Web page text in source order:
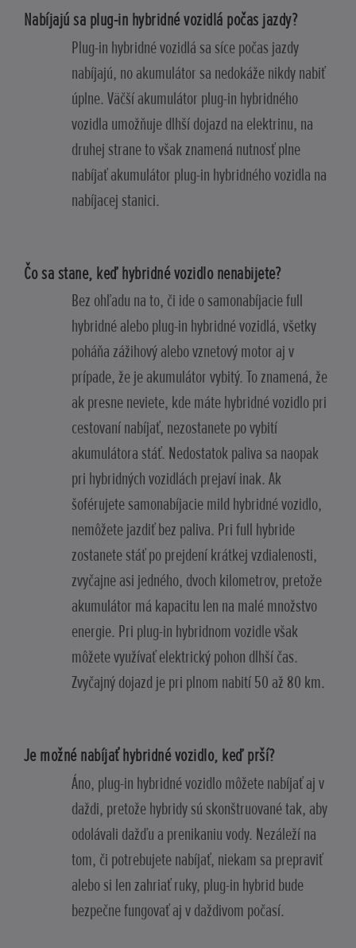
Nabíjajú sa plug-in hybridné vozidlá počas jazdy?
Plug-in hybridné vozidlá sa síce počas jazdy
nabíjajú, no akumulátor sa nedokáže nikdy nabiť
úplne. Väčší akumulátor plug-in hybridného
vozidla umožňuje dlhší dojazd na elektrinu, na
druhej strane to však znamená nutnosť plne
nabíjať akumulátor plug-in hybridného vozidla na
nabíjacej stanici.
Čo sa stane, keď hybridné vozidlo nenabijete?
Bez ohľadu na to, či ide o samonabíjacie full
hybridné alebo plug-in hybridné vozidlá, všetky
poháňa zážihový alebo vznetový motor aj v
prípade, že je akumulátor vybitý. To znamená, že
ak presne neviete, kde máte hybridné vozidlo pri
cestovaní nabíjať, nezostanete po vybití
akumulátora stáť. Nedostatok paliva sa naopak
pri hybridných vozidlách prejaví inak. Ak
šoférujete samonabíjacie mild hybridné vozidlo,
nemôžete jazdiť bez paliva. Pri full hybride
zostanete stáť po prejdení krátkej vzdialenosti,
zvyčajne asi jedného, dvoch kilometrov, pretože
akumulátor má kapacitu len na malé množstvo
energie. Pri plug-in hybridnom vozidle však
môžete využívať elektrický pohon dlhší čas.
Zvyčajný dojazd je pri plnom nabití 50 až 80 km.
Je možné nabíjať hybridné vozidlo, keď prší?
Áno, plug-in hybridné vozidlo môžete nabíjať aj v
daždi, pretože hybridy sú skonštruované tak, aby
odolávali dažďu a prenikaniu vody. Nezáleží na
tom, či potrebujete nabíjať, niekam sa prepraviť
alebo si len zahriať ruky, plug-in hybrid bude
bezpečne fungovať aj v daždivom počasí.